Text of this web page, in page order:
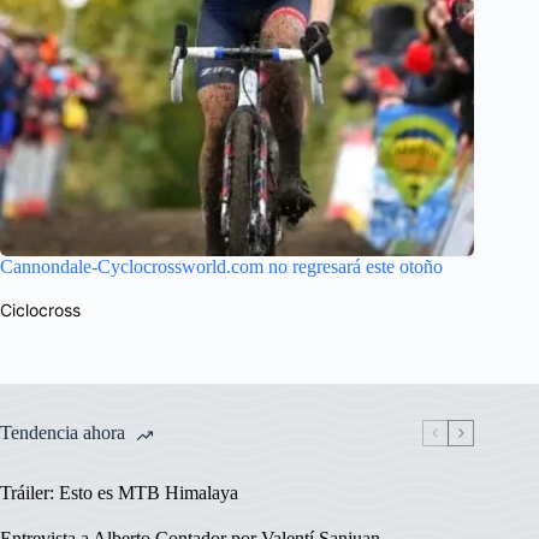
Cannondale-Cyclocrossworld.com no regresará este otoño
Ciclocross
Tendencia ahora
Tráiler: Esto es MTB Himalaya